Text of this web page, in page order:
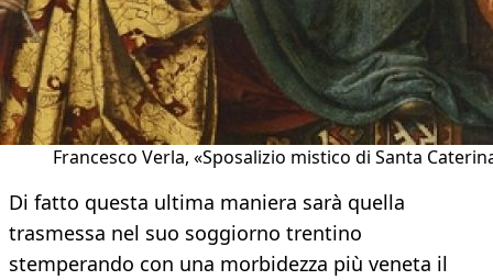
Francesco Verla, «Sposalizio mistico di Santa
Di fatto questa ultima maniera sarà quella
trasmessa nel suo soggiorno trentino
stemperando con una morbidezza più veneta il